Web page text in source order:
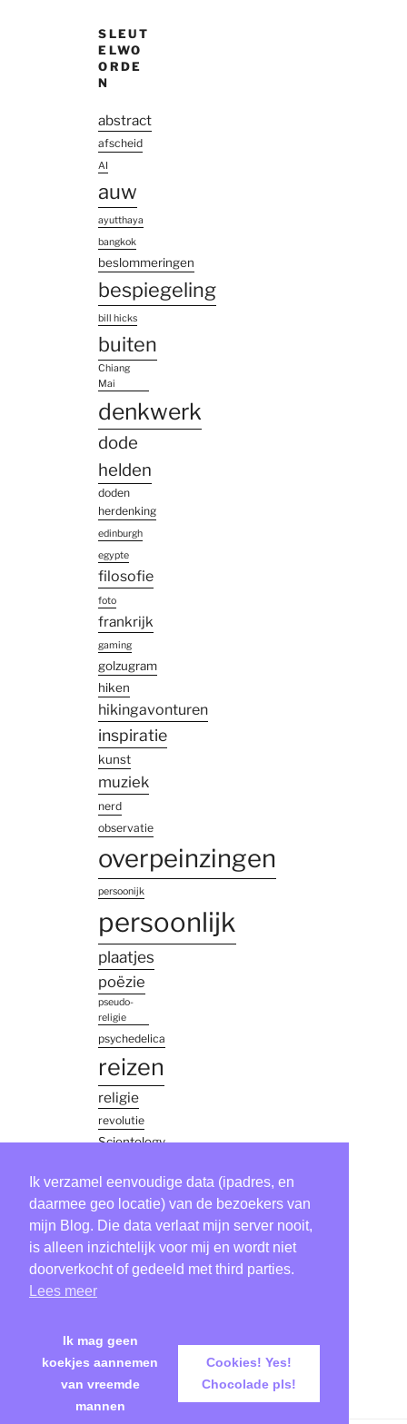
SLEUT
ELWO
ORDE
N
abstract
afscheid
AI
auw
ayutthaya
bangkok
beslommeringen
bespiegeling
bill hicks
buiten
Chiang
Mai
denkwerk
dode
helden
doden
herdenking
edinburgh
egypte
filosofie
foto
frankrijk
gaming
golzugram
hiken
hikingavonturen
inspiratie
kunst
muziek
nerd
observatie
overpeinzingen
persoonijk
persoonlijk
plaatjes
poëzie
pseudo-
religie
psychedelica
reizen
religie
revolutie
Scientology
vinkenoog
thailand
Tool
verhaaltje
Ik verzamel eenvoudige data (ipadres, en
daarmee geo locatie) van de bezoekers van
mijn Blog. Die data verlaat mijn server nooit,
is alleen inzichtelijk voor mij en wordt niet
doorverkocht of gedeeld met third parties.
Lees meer
Ik mag geen
koekjes aannemen
van vreemde
mannen
Cookies! Yes!
Chocolade pls!